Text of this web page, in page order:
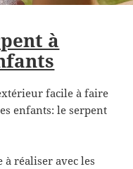
à
facile à faire
enfants: le serpent
à réaliser avec les